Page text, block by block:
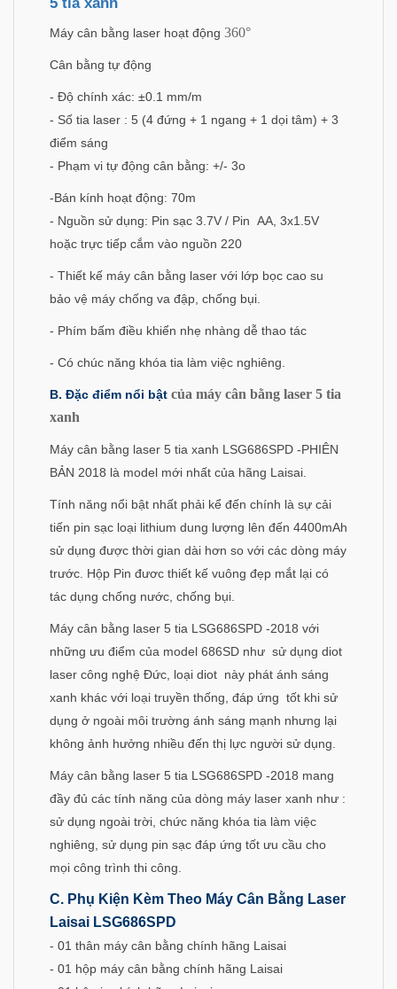
Máy cân bằng laser hoạt động 360°
Cân bằng tự động
- Độ chính xác: ±0.1 mm/m
- Số tia laser : 5 (4 đứng + 1 ngang + 1 dọi tâm) + 3
điểm sáng
- Phạm vi tự động cân bằng: +/- 3o
-Bán kính hoạt động: 70m
- Nguồn sử dụng: Pin sạc 3.7V / Pin AA, 3x1.5V
hoặc trực tiếp cắm vào nguồn 220
- Thiết kế máy cân bằng laser với lớp bọc cao su
bảo vệ máy chống va đập, chống bụi.
- Phím bấm điều khiển nhẹ nhàng dễ thao tác
- Có chúc năng khóa tia làm việc nghiêng.
B. Đặc điểm nổi bật của máy cân bằng laser 5 tia
xanh
Máy cân bằng laser 5 tia xanh LSG686SPD -PHIÊN
BẢN 2018 là model mới nhất của hãng Laisai.
Tính năng nổi bật nhất phải kể đến chính là sự cải
tiến pin sạc loại lithium dung lượng lên đến 4400mAh
sử dụng được thời gian dài hơn so với các dòng máy
trước. Hộp Pin đươc thiết kế vuông đẹp mắt lại có
tác dụng chống nước, chống bụi.
Máy cân bằng laser 5 tia LSG686SPD -2018 với
những ưu điểm của model 686SD như sử dụng diot
laser công nghệ Đức, loại diot này phát ánh sáng
xanh khác với loại truyền thống, đáp ứng tốt khi sử
dụng ở ngoài môi trường ánh sáng mạnh nhưng lại
không ảnh hưởng nhiều đến thị lực người sử dụng.
Máy cân bằng laser 5 tia LSG686SPD -2018 mang
đầy đủ các tính năng của dòng máy laser xanh như :
sử dụng ngoài trời, chức năng khóa tia làm việc
nghiêng, sử dụng pin sạc đáp ứng tốt ưu cầu cho
mọi công trình thi công.
C. Phụ Kiện Kèm Theo Máy Cân Bằng Laser
Laisai LSG686SPD
- 01 thân máy cân bằng chính hãng Laisai
- 01 hộp máy cân bằng chính hãng Laisai